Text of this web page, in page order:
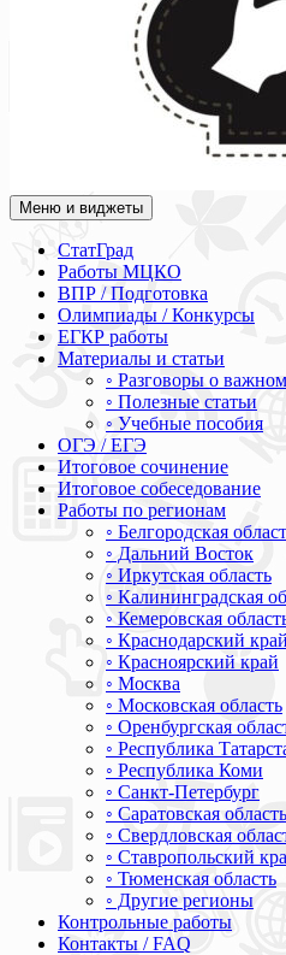
Академия СОВА
Подготовка к ЕГЭ, ОГЭ, ВПР,
Меню и виджеты
СтатГрад
Работы МЦКО
ВПР / Подготовка
Олимпиады / Конкурсы
ЕГКР работы
Материалы и статьи
◦ Разговоры о важном
◦ Полезные статьи
◦ Учебные пособия
ОГЭ / ЕГЭ
Итоговое сочинение
Итоговое собеседование
Работы по регионам
◦ Белгородская
◦ Дальний Восток
◦ Иркутская область
◦ Калининградская
◦ Кемеровская
◦ Краснодарский край
◦ Красноярский край
◦ Москва
◦ Московская область
◦ Оренбургская
◦ Республика
◦ Республика Коми
◦ Санкт-Петербург
◦ Саратовская область
◦ Свердловская
◦ Ставропольский
◦ Тюменская область
◦ Другие регионы
Контрольные работы
Контакты / FAQ